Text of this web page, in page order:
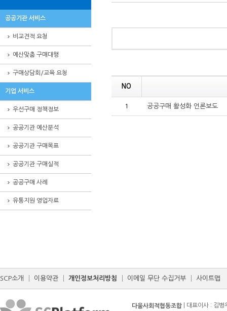
공공기관 서비스
비교견적 요청
예산맞춤 구매대행
구매상담회/교육 요청
기업 서비스
우선구매 정책정보
공공기관 예산분석
공공기관 구매목표
공공기관 구매실적
공공구매 사례
유통지원 영업자료
NO
1 공공구매 활성화 언론보도
SCP소개 이용약관 개인정보처리방침 이메일 무단 수집거부 사이트맵
다울사회적협동조합 | 대표이사 : 김